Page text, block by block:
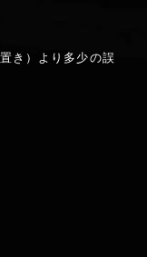
き）より多少の誤